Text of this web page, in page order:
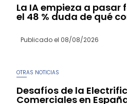
La IA empieza a
el 48 % duda de qué
Publicado el 08/08/2026
OTRAS NOTICIAS
Desafíos de la
Comerciales en